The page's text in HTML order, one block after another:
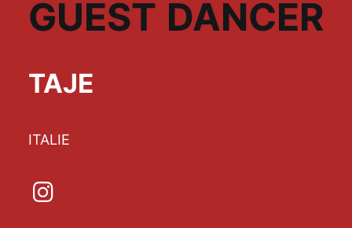
GUEST DANCER
TAJE
ITALIE